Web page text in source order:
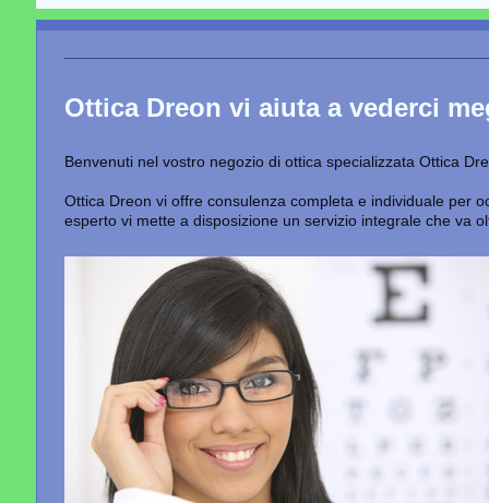
Ottica Dreon vi aiuta a vederci
Benvenuti nel vostro negozio di ottica specializzata Ottica
Ottica Dreon vi offre consulenza completa e individuale per
esperto vi mette a disposizione un servizio integrale che va